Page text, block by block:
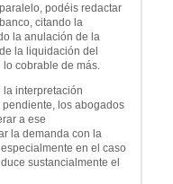
podéis redactar
citando la
la anulación de la
la liquidación del
cobrable de más.
la interpretación
los abogados
a ese
la demanda con la
en el caso
sustancialmente el